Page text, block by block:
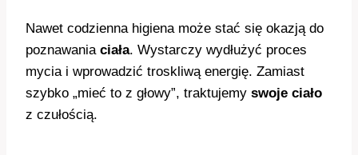
Nawet codzienna higiena może stać się okazją do
poznawania ciała. Wystarczy wydłużyć proces
mycia i wprowadzić troskliwą energię. Zamiast
szybko „mieć to z głowy”, traktujemy swoje ciało
z czułością.